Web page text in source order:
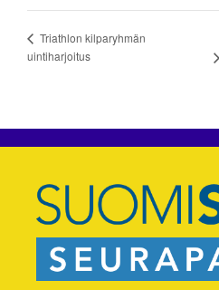
Triathlon kilparyhmän
uintiharjoitus